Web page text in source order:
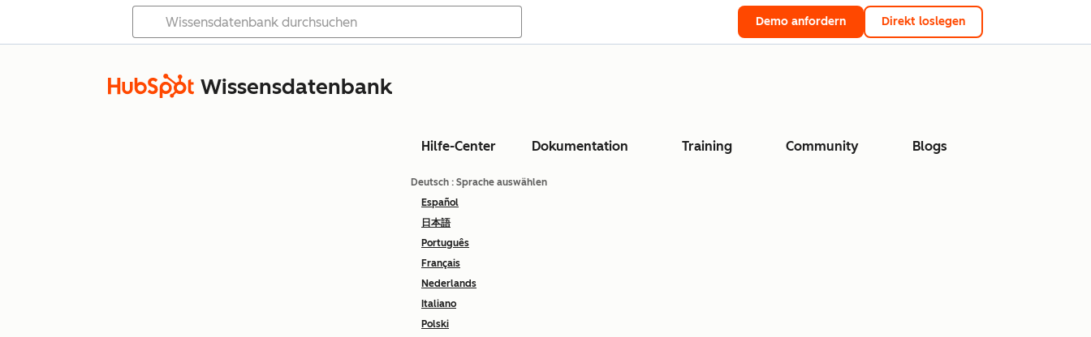
Demo anfordern Direkt loslegen
Wissensdatenbank
Hilfe-Center Dokumentation Training Community Blogs
Deutsch : Sprache auswählen
Español
日本語
Português
Français
Nederlands
Italiano
Polski